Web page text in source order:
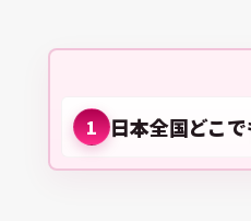
1 日本全国どこで